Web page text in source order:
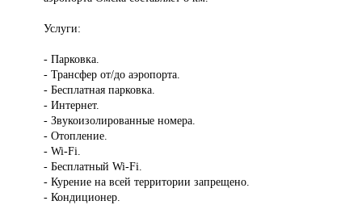
Услуги:
- Парковка.
- Трансфер от/до аэропорта.
- Бесплатная парковка.
- Интернет.
- Звукоизолированные номера.
- Отопление.
- Wi-Fi.
- Бесплатный Wi-Fi.
- Курение на всей территории запрещено.
- Кондиционер.